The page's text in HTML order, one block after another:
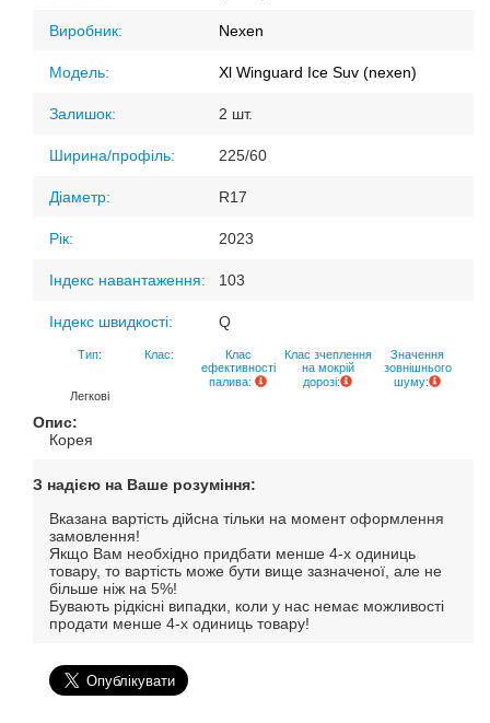
Виробник: Nexen
Модель: Xl Winguard Ice Suv (nexen)
Залишок: 2 шт.
Ширина/профіль: 225/60
Діаметр: R17
Рік: 2023
Індекс навантаження: 103
Індекс швидкості: Q
Тип:
Легкові
Клас:
Клас
ефективності
палива:
Клас зчеплення
на мокрій
дорозі:
Значення
зовнішнього
шуму:
Опис:
Корея
З надією на Ваше розуміння:
Вказана вартість дійсна тільки на момент оформлення
замовлення!
Якщо Вам необхідно придбати менше 4-х одиниць
товару, то вартість може бути вище зазначеної, але не
більше ніж на 5%!
Бувають рідкісні випадки, коли у нас немає можливості
продати менше 4-х одиниць товару!